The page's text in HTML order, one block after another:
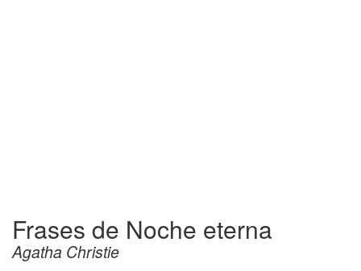
Frases de Noche eterna
Agatha Christie